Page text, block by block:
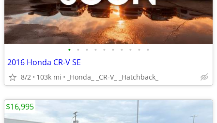
• • • • • • • • • •
2016 Honda CR-V SE
8/2 103k mi _Honda_ _CR-V_ _Hatchback_
$16,995